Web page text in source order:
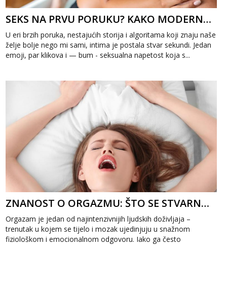
SEKS NA PRVU PORUKU? KAKO MODERNA KOMUNIKACIJA MIJENJA NAŠU INTIMU
U eri brzih poruka, nestajućih storija i algoritama koji znaju naše
želje bolje nego mi sami, intima je postala stvar sekundi. Jedan
emoji, par klikova i — bum - seksualna napetost koja s...
ZNANOST O ORGAZMU: ŠTO SE STVARNO DOGAĐA U TVOM MOZGU I TIJELU
Orgazam je jedan od najintenzivnijih ljudskih doživljaja –
trenutak u kojem se tijelo i mozak ujedinjuju u snažnom
fiziološkom i emocionalnom odgovoru. Iako ga često